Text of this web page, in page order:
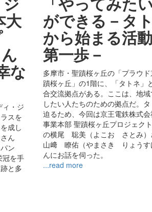
大
な
・ジ
スを
成し
ん
ン
冠を手
と多
ができる－タ
から始まる活
第一歩－
多摩市・聖蹟桜ヶ丘の「プラウ
蹟桜ヶ丘」の1階に、「タトネ」
合交流拠点がある。ここは、地
したい人たちのための拠点だ。
迫るため、今回は京王電鉄株式
事業本部 聖蹟桜ヶ丘プロジェク
の横尾 聡美（よこお さとみ）
山﨑 瞭佑（やまさき りょうす
んにお話を伺った。
...read more